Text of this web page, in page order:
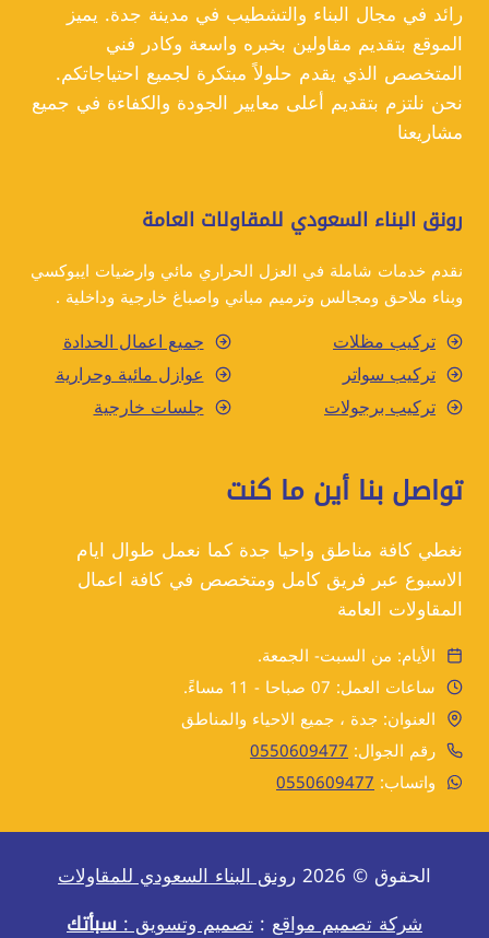
رائد في مجال البناء والتشطيب في مدينة جدة. يميز
الموقع بتقديم مقاولين بخبره واسعة وكادر فني
المتخصص الذي يقدم حلولاً مبتكرة لجميع احتياجاتكم.
نحن نلتزم بتقديم أعلى معايير الجودة والكفاءة في جميع
مشاريعنا
رونق البناء السعودي للمقاولات العامة
نقدم خدمات شاملة في العزل الحراري مائي وارضيات ايبوكسي
وبناء ملاحق ومجالس وترميم مباني واصباغ خارجية وداخلية .
تركيب مظلات
جميع اعمال الحدادة
تركيب سواتر
عوازل مائية وحرارية
تركيب برجولات
جلسات خارجية
تواصل بنا أين ما كنت
نغطي كافة مناطق واحيا جدة كما نعمل طوال ايام
الاسبوع عبر فريق كامل ومتخصص في كافة اعمال
المقاولات العامة
الأيام: من السبت- الجمعة.
ساعات العمل: 07 صباحا - 11 مساءً.
العنوان: جدة ، جميع الاحياء والمناطق
رقم الجوال: 0550609477
واتساب: 0550609477
الحقوق © 2026
رونق البناء السعودي للمقاولات
شركة تصميم مواقع : تصميم وتسويق :سبأتك